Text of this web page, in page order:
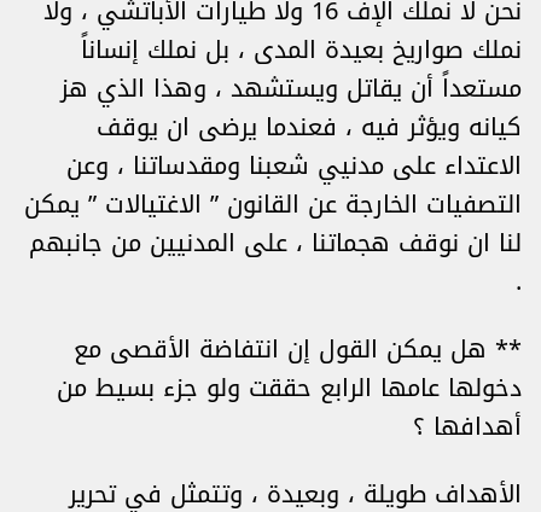
نحن لا نملك الإف 16 ولا طيارات الأباتشي ، ولا
نملك صواريخ بعيدة المدى ، بل نملك إنساناً
مستعداً أن يقاتل ويستشهد ، وهذا الذي هز
كيانه ويؤثر فيه ، فعندما يرضى ان يوقف
الاعتداء على مدنيي شعبنا ومقدساتنا ، وعن
التصفيات الخارجة عن القانون ” الاغتيالات ” يمكن
لنا ان نوقف هجماتنا ، على المدنيين من جانبهم
.
** هل يمكن القول إن انتفاضة الأقصى مع
دخولها عامها الرابع حققت ولو جزء بسيط من
أهدافها ؟
الأهداف طويلة ، وبعيدة ، وتتمثل في تحرير